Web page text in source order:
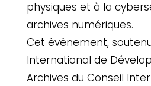
physiques et à la
archives numériques.
Cet événement,
International de
Archives du Conseil